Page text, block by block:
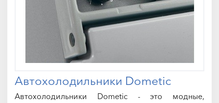
Автохолодильники Dometic
Автохолодильники Dometic - это модные,